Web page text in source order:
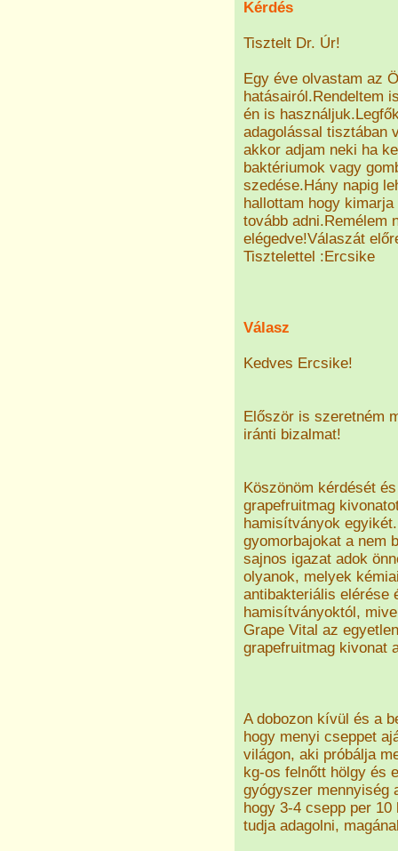
Kérdés
Tisztelt Dr. Úr!
Egy éve olvastam az
hatásairól.Rendeltem
én is
adagolással tisztában
akkor adjam neki ha
baktériumok vagy
szedése.Hány napig
hallottam hogy
tovább adni.Remélem
elégedve!Válaszát
Tisztelettel :Ercsike
Válasz
Kedves Ercsike!
Először is szeretném
iránti bizalmat!
Köszönöm kérdését
grapefruitmag
hamisítványok
gyomorbajokat a nem
sajnos igazat adok
olyanok, melyek
antibakteriális elérése
hamisítványoktól,
Grape Vital az
grapefruitmag kivonat
A dobozon kívül és a
hogy menyi cseppet
világon, aki próbálja
kg-os felnőtt hölgy és
gyógyszer mennyiség
hogy 3-4 csepp per
tudja adagolni,